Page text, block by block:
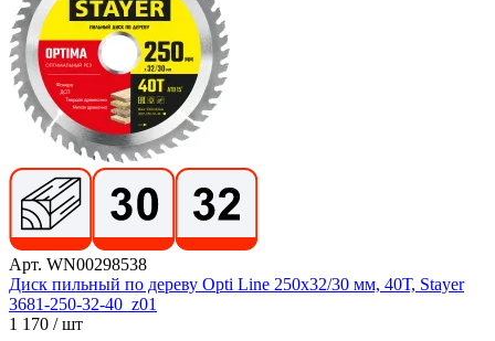
Арт. WN00298538
Диск пильный по дереву Opti Line 250x32/30 мм, 40Т, Stayer
3681-250-32-40_z01
1 170 / шт